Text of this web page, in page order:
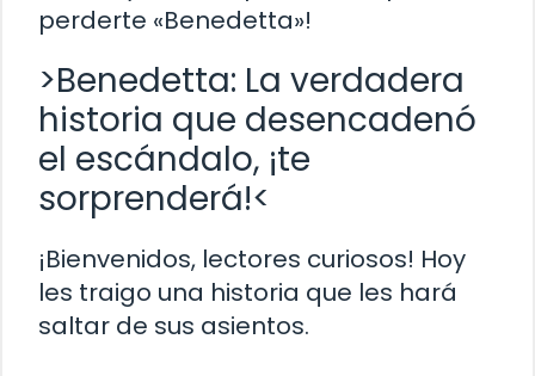
perderte «Benedetta»!
>Benedetta: La verdadera
historia que desencadenó
el escándalo, ¡te
sorprenderá!<
¡Bienvenidos, lectores curiosos! Hoy
les traigo una historia que les hará
saltar de sus asientos.